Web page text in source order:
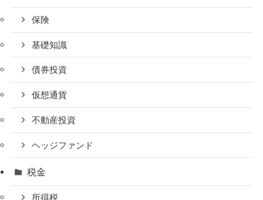
保険
基礎知識
債券投資
仮想通貨
不動産投資
ヘッジファンド
税金
所得税